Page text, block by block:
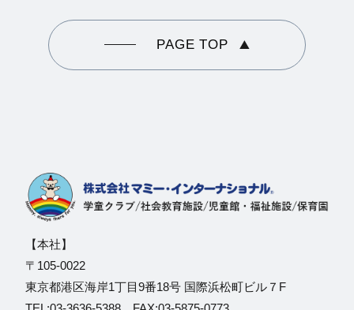
PAGE TOP
【本社】
〒105-0022
東京都港区海岸1丁目9番18号 国際浜松町ビル７F